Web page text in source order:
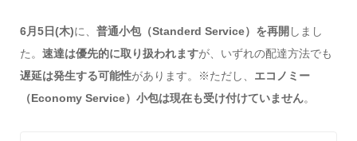
6月5日(木)に、 普通小包（Standerd Service）を再開 しまし
た。 速達は優先的に取り扱われますが、いずれの配達方法でも
遅延は発生する可能性があります。※ただし、 エコノミー
（Economy Service）小包は現在も受け付けていません。